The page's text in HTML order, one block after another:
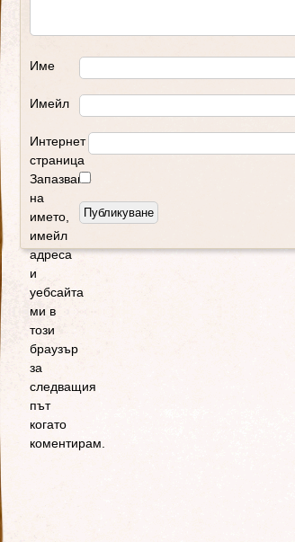
Име
Имейл
Интернет
страница
Запазване
на
името,
имейл
адреса
и
уебсайта
ми в
този
браузър
за
следващия
път
когато
коментирам.